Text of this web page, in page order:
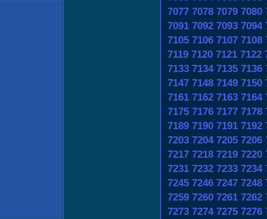
7077 7078 7079 7080
7091 7092 7093 7094
7105 7106 7107 7108
7119 7120 7121 7122
7133 7134 7135 7136
7147 7148 7149 7150
7161 7162 7163 7164
7175 7176 7177 7178
7189 7190 7191 7192
7203 7204 7205 7206
7217 7218 7219 7220
7231 7232 7233 7234
7245 7246 7247 7248
7259 7260 7261 7262
7273 7274 7275 7276